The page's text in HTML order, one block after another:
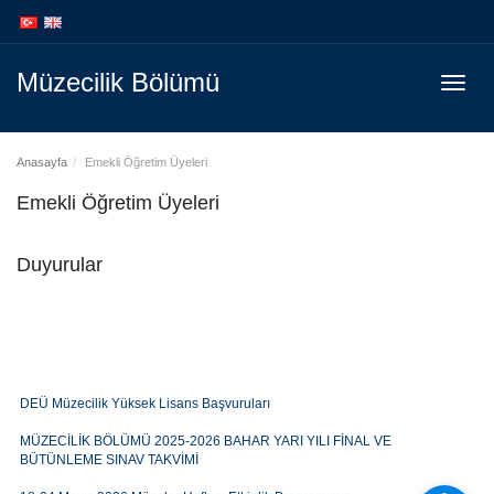
atla
atla
Müzecilik Bölümü
Anasayfa Emekli Öğretim Üyeleri
Emekli Öğretim Üyeleri
Duyurular
DEÜ Müzecilik Yüksek Lisans Başvuruları
MÜZECİLİK BÖLÜMÜ 2025-2026 BAHAR YARI YILI FİNAL VE
BÜTÜNLEME SINAV TAKVİMİ